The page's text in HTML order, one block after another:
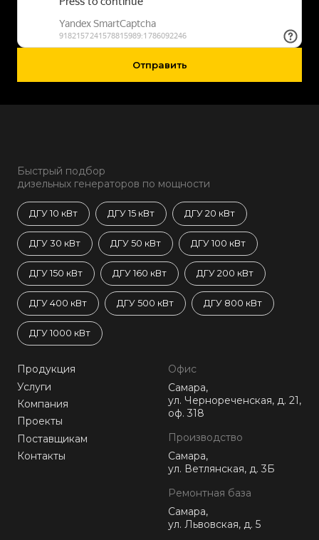
Отправить
Быстрый подбор
дизельных генераторов по мощности
ДГУ 10 кВт ДГУ 15 кВт ДГУ 20 кВт
ДГУ 30 кВт ДГУ 50 кВт ДГУ 100 кВт
ДГУ 150 кВт ДГУ 160 кВт ДГУ 200 кВт
ДГУ 400 кВт ДГУ 500 кВт ДГУ 800 кВт
ДГУ 1000 кВт
Продукция
Услуги
Компания
Проекты
Поставщикам
Контакты
Офис
Самара,
ул. Чернореченская, д. 21,
оф. 318
Производство
Самара,
ул. Ветлянская, д. 3Б
Ремонтная база
Самара,
ул. Львовская, д. 5